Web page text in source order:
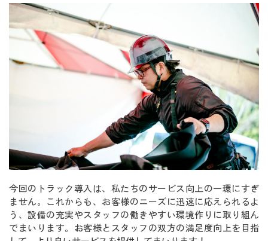
今回のトラック導入は、私たちのサービス向上の一環にすぎ
ません。これからも、お客様のニーズに迅速に応えられるよ
う、設備の充実やスタッフの働きやすい環境作りに取り組ん
でまいります。お客様とスタッフの双方の満足度向上を目指